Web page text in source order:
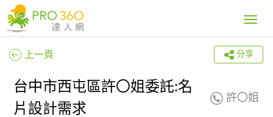
Toggle
上一頁 分享
台中市西屯區許〇姐委託:名
片設計需求
許〇姐